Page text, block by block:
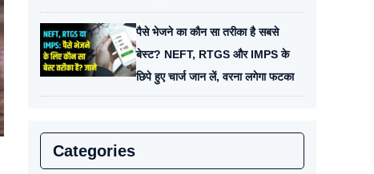
बदलेगा मौसम
पैसे भेजने का कौन सा तरीका है सबसे
बेस्ट? NEFT, RTGS और IMPS के
छिपे हुए चार्ज जान लें, वरना लगेगा फटका
Categories